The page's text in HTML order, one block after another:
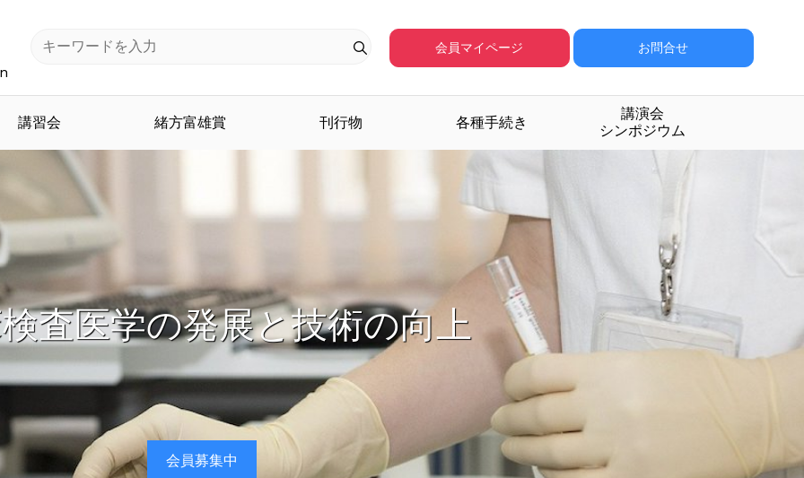
会員マイページ お問合せ
講習会 緒方富雄賞 刊行物 各種手続き
講演会
シンポジウム
査医学を担う人材を育成する
会員募集中